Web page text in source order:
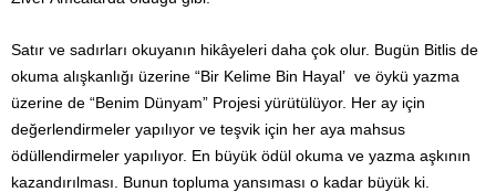
Satır ve sadırları okuyanın hikâyeleri daha çok olur. Bugün Bitlis de
okuma alışkanlığı üzerine “Bir Kelime Bin Hayal’ ve öykü yazma
üzerine de “Benim Dünyam” Projesi yürütülüyor. Her ay için
değerlendirmeler yapılıyor ve teşvik için her aya mahsus
ödüllendirmeler yapılıyor. En büyük ödül okuma ve yazma aşkının
kazandırılması. Bunun topluma yansıması o kadar büyük ki.